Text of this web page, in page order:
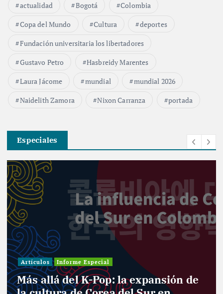
actualidad Bogotá
Colombia
Copa del Mundo
Cultura
deportes
Fundación universitaria los libertadores
Gustavo Petro
Hasbreidy Marentes
Laura Jácome
mundial
mundial 2026
Naidelith Zamora
Nixon Carranza portada
Especiales
Artículos Informe Especial
Más allá del K-Pop: la expansión de